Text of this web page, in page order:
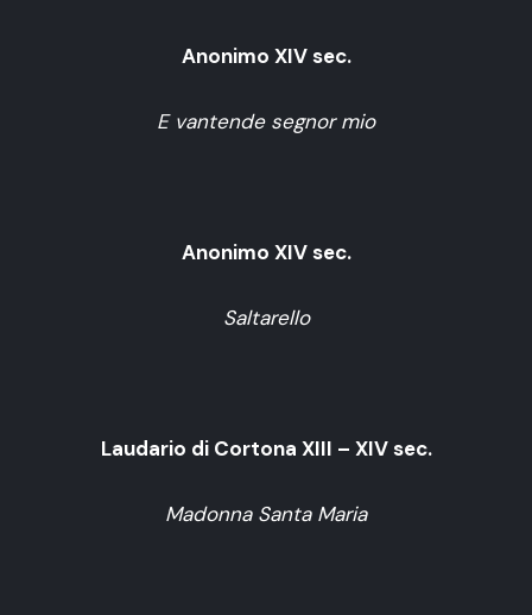
Anonimo XIV sec.
E vantende segnor mio
Anonimo XIV sec.
Saltarello
Laudario di Cortona XIII – XIV sec.
Madonna Santa Maria